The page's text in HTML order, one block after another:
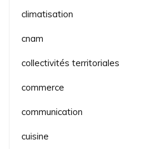
climatisation
cnam
collectivités territoriales
commerce
communication
cuisine